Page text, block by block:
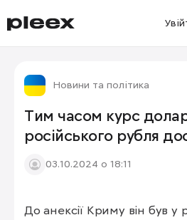
Новини та політика
Тим часом курс
російського рубля
03.10.2024 о 18:11
До анексії Криму він був у